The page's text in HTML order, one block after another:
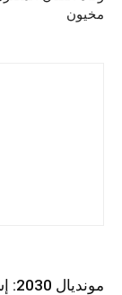
مخيون